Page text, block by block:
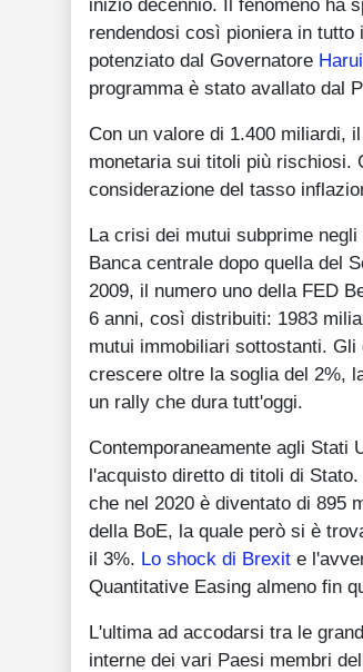
inizio decennio. Il fenomeno ha
rendendosi così pioniera in
potenziato dal Governatore
programma è stato avallato dal
Con un valore di 1.400 miliardi,
monetaria sui titoli più rischiosi.
considerazione del tasso
La crisi dei mutui subprime
Banca centrale dopo quella del
2009, il numero uno della FED
6 anni, così distribuiti: 1983
mutui immobiliari sottostanti.
crescere oltre la soglia del 2%,
un rally che dura tutt'oggi.
Contemporaneamente agli Stati
l'acquisto diretto di titoli di
che nel 2020 è diventato di 895
della BoE, la quale però si è
il 3%. Lo shock di Brexit e
Quantitative Easing almeno fin
L'ultima ad accodarsi tra le
interne dei vari Paesi membri